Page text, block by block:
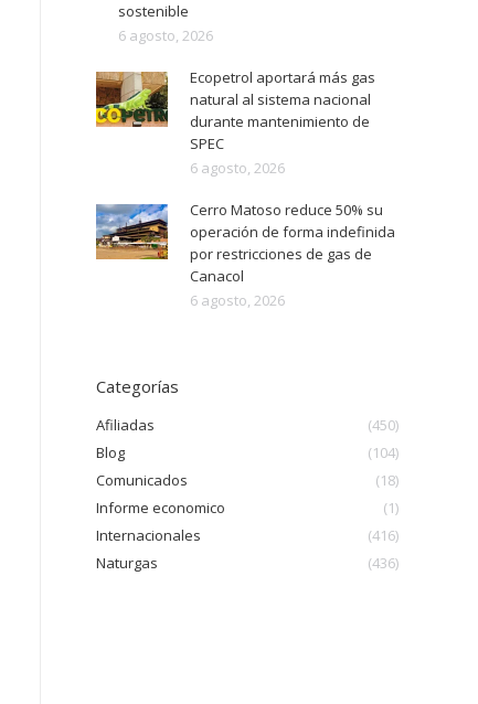
sostenible
6 agosto, 2026
Ecopetrol aportará más gas
natural al sistema nacional
durante mantenimiento de
SPEC
6 agosto, 2026
Cerro Matoso reduce 50% su
operación de forma indefinida
por restricciones de gas de
Canacol
6 agosto, 2026
Categorías
Afiliadas
(450)
Blog
(104)
Comunicados
(18)
Informe economico
(1)
Internacionales
(416)
Naturgas
(436)